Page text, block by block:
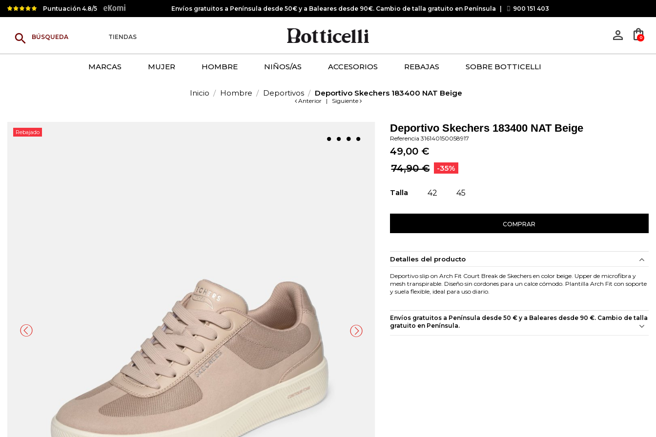
Puntuación 4.8/5 Envíos gratuitos a Península desde 50€ y a Baleares desde 90€. Cambio de talla gratuito en Península 900 151 403
search TIENDAS person_outline shopping_bag
0
MARCAS MUJER HOMBRE NIÑOS/AS ACCESORIOS REBAJAS SOBRE BOTTICELLI
Inicio Hombre Deportivos Deportivo Skechers 183400 NAT Beige
Anterior | Siguiente
Rebajado Deportivo Skechers 183400 NAT Beige
Referencia 316140150058917
49,00 €
74,90 €
-35%
Talla 42 45
COMPRAR
Detalles del producto
Deportivo slip on Arch Fit Court Break de Skechers en color beige. Upper de microfibra y
mesh transpirable. Diseño sin cordones para un calce cómodo. Plantilla Arch Fit con soporte
y suela flexible, ideal para uso diario.
Envíos gratuitos a Península desde 50 € y a Baleares desde 90 €. Cambio de talla
gratuito en Península.